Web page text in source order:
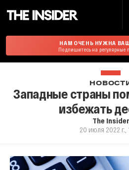
НАМ ОЧЕНЬ НУЖНА
Подпишитесь на регулярные
Западные страны
избежать
The Insider
20 июля 2022 г.,